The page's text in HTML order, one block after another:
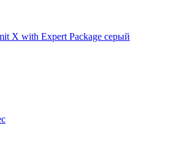
X with Expert Package серый